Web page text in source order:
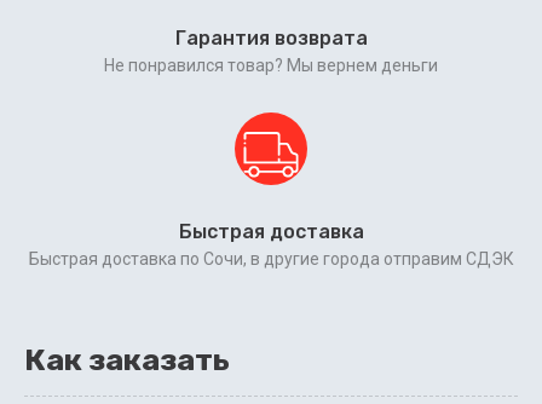
Гарантия возврата
Не понравился товар? Мы вернем деньги
Быстрая доставка
Быстрая доставка по Сочи, в другие города отправим СДЭК
Как заказать